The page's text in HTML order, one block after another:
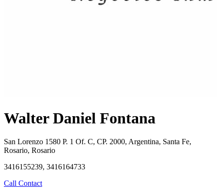
Walter Daniel Fontana
San Lorenzo 1580 P. 1 Of. C, CP. 2000, Argentina, Santa Fe,
Rosario, Rosario
3416155239, 3416164733
Call Contact